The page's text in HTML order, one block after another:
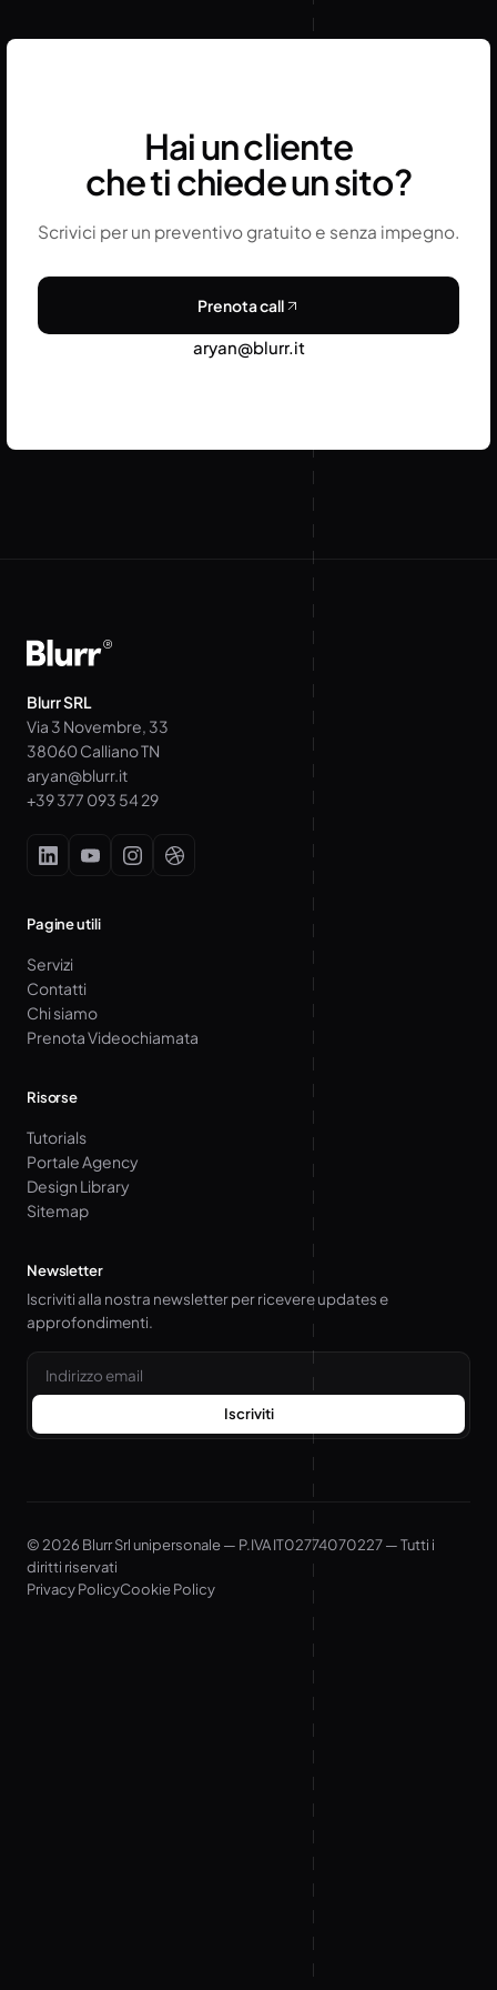
senza accesso diretto allo staging, per evitare
revisioni premature su lavoro ancora in corso.
Hai un cliente
che ti chiede un sito?
Scrivici per un preventivo gratuito e senza impegno.
Prenota call
aryan@blurr.it
Blurr SRL
Via 3 Novembre, 33
38060 Calliano TN
aryan@blurr.it
+39 377 093 54 29
Pagine utili
Servizi
Contatti
Chi siamo
Prenota Videochiamata
Risorse
Tutorials
Portale Agency
Design Library
Sitemap
Newsletter
Iscriviti alla nostra newsletter per ricevere updates e
approfondimenti.
Email
Iscriviti
© 2026 Blurr Srl unipersonale — P.IVA IT02774070227 — Tutti i
diritti riservati
Privacy PolicyCookie Policy